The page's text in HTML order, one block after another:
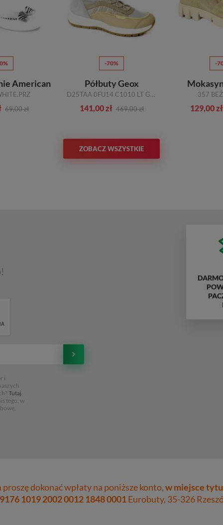
American
69,00 zł
-70%
Półbuty Geox
D25TAA 0FU14 C1010 LT GREY
141,00 zł 469,00 zł
-
357
129,00 zł
ZOBACZ WSZYSTKIE
i
Tutaj,
tego, w
dokonać wpłaty na poniższe konto,w miejsce
1019 2002 0012 1848 0001Eurobuty, 35-326